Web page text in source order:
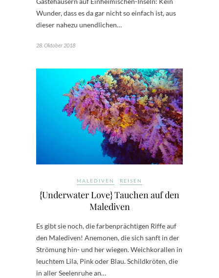
Wunder, dass es da gar nicht so einfach ist, aus
dieser nahezu unendlichen…
28. Oktober 2018
MALEDIVEN REISEN
{Underwater Love} Tauchen auf den
Malediven
Es gibt sie noch, die farbenprächtigen Riffe auf
den Malediven! Anemonen, die sich sanft in der
Strömung hin- und her wiegen. Weichkorallen in
leuchtem Lila, Pink oder Blau. Schildkröten, die
in aller Seelenruhe an…